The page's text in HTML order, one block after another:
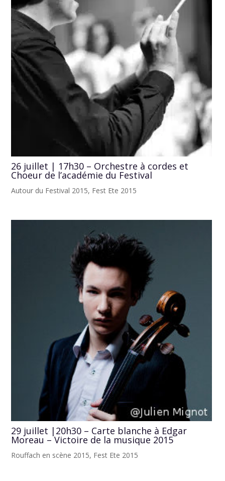
26 juillet | 17h30 – Orchestre à cordes et
Choeur de l’académie du Festival
Autour du Festival 2015, Fest Ete 2015
29 juillet |20h30 – Carte blanche à Edgar
Moreau – Victoire de la musique 2015
Rouffach en scène 2015, Fest Ete 2015